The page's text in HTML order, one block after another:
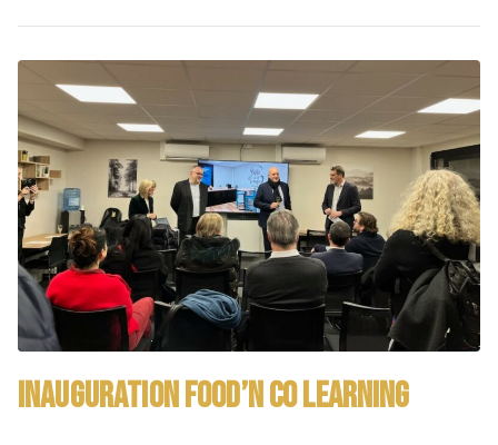
Inauguration FOOD’N CO LEARNING